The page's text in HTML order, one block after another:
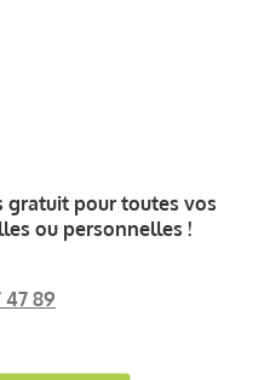
gratuit pour toutes vos
ou personnelles !
47 89